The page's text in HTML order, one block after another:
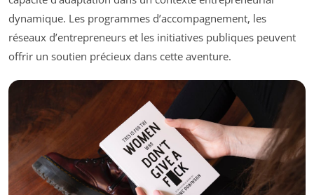
dynamique. Les programmes d’accompagnement, les
réseaux d’entrepreneurs et les initiatives publiques peuvent
offrir un soutien précieux dans cette aventure.